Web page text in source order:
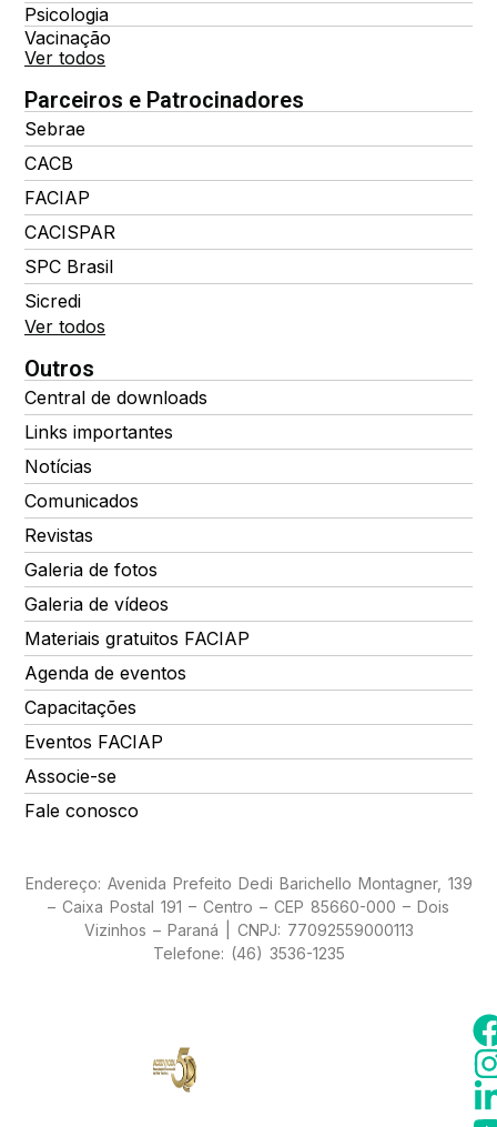
Psicologia
Vacinação
Ver todos
Parceiros e Patrocinadores
Sebrae
CACB
FACIAP
CACISPAR
SPC Brasil
Sicredi
Ver todos
Outros
Central de downloads
Links importantes
Notícias
Comunicados
Revistas
Galeria de fotos
Galeria de vídeos
Materiais gratuitos FACIAP
Agenda de eventos
Capacitações
Eventos FACIAP
Associe-se
Fale conosco
Endereço: Avenida Prefeito Dedi Barichello Montagner, 139
– Caixa Postal 191 – Centro – CEP 85660-000 – Dois
Vizinhos – Paraná | CNPJ: 77092559000113
Telefone: (46) 3536-1235